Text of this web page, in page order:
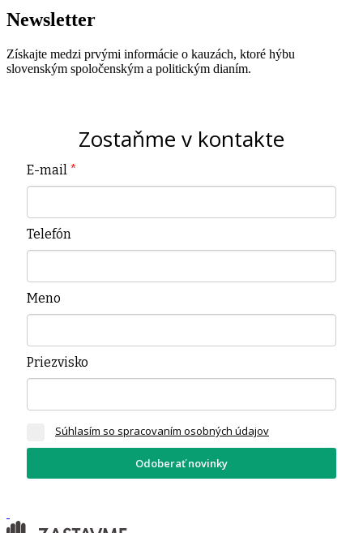
Newsletter
Získajte medzi prvými informácie o kauzách, ktoré hýbu
slovenským spoločenským a politickým dianím.
Zostaňme v kontakte
E-mail *
Telefón
Meno
Priezvisko
Súhlasím so spracovaním osobných údajov
Odoberať novinky